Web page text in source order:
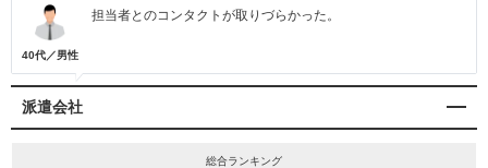
40代／男性
担当者とのコンタクトが取りづらかった。
派遣会社
総合ランキング